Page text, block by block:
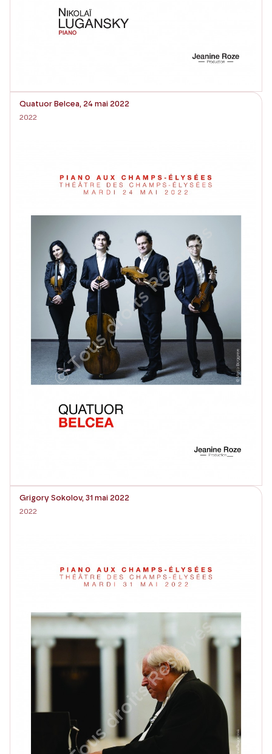
Quatuor Belcea, 24 mai 2022
2022
Grigory Sokolov, 31 mai 2022
2022